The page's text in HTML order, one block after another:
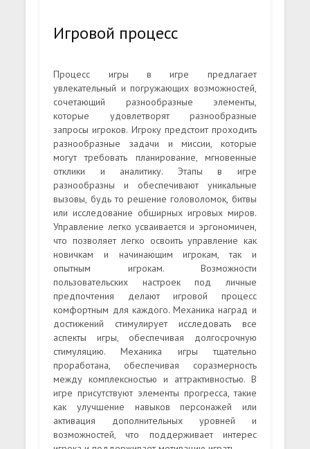
Игровой процесс
Процесс игры в игре предлагает
увлекательный и погружающих возможностей,
сочетающий разнообразные элементы,
которые удовлетворят разнообразные
запросы игроков. Игроку предстоит проходить
разнообразные задачи и миссии, которые
могут требовать планирование, мгновенные
отклики и аналитику. Этапы в игре
разнообразны и обеспечивают уникальные
вызовы, будь то решение головоломок, битвы
или исследование обширных игровых миров.
Управление легко усваивается и эргономичен,
что позволяет легко освоить управление как
новичкам и начинающим игрокам, так и
опытным игрокам. Возможности
пользовательских настроек под личные
предпочтения делают игровой процесс
комфортным для каждого. Механика наград и
достижений стимулирует исследовать все
аспекты игры, обеспечивая долгосрочную
стимуляцию. Механика игры тщательно
проработана, обеспечивая соразмерность
между комплексностью и аттрактивностью. В
игре присутствуют элементы прогресса, такие
как улучшение навыков персонажей или
активация дополнительных уровней и
возможностей, что поддерживает интерес